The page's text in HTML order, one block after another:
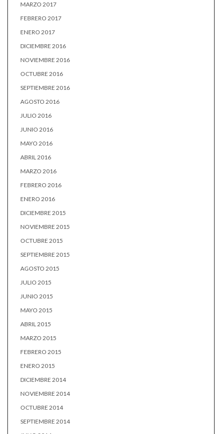
MARZO 2017
FEBRERO 2017
ENERO 2017
DICIEMBRE 2016
NOVIEMBRE 2016
OCTUBRE 2016
SEPTIEMBRE 2016
AGOSTO 2016
JULIO 2016
JUNIO 2016
MAYO 2016
ABRIL 2016
MARZO 2016
FEBRERO 2016
ENERO 2016
DICIEMBRE 2015
NOVIEMBRE 2015
OCTUBRE 2015
SEPTIEMBRE 2015
AGOSTO 2015
JULIO 2015
JUNIO 2015
MAYO 2015
ABRIL 2015
MARZO 2015
FEBRERO 2015
ENERO 2015
DICIEMBRE 2014
NOVIEMBRE 2014
OCTUBRE 2014
SEPTIEMBRE 2014